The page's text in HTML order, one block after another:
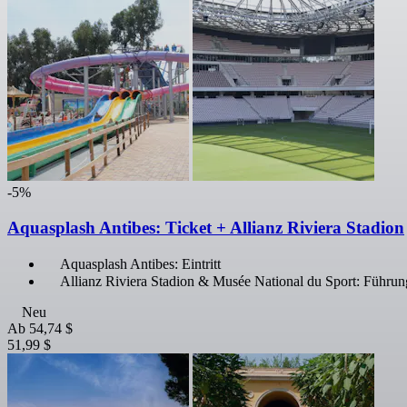
-5%
Aquasplash Antibes: Ticket + Allianz Riviera Stadion
Aquasplash Antibes: Eintritt
Allianz Riviera Stadion & Musée National du Sport:
Neu
Ab 54,74 $
51,99 $